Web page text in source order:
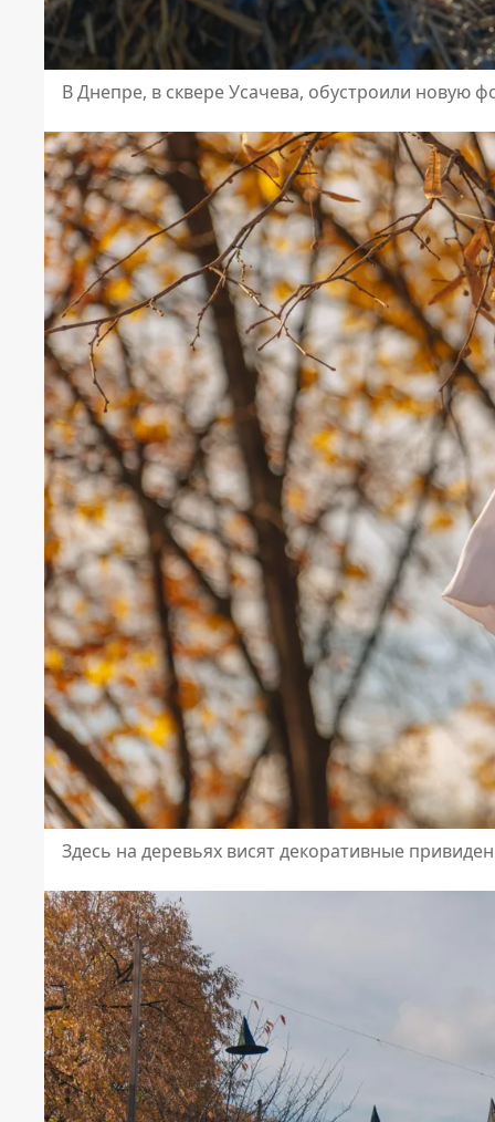
В Днепре, в сквере Усачева, обустроили новую
Здесь на деревьях висят декоративные